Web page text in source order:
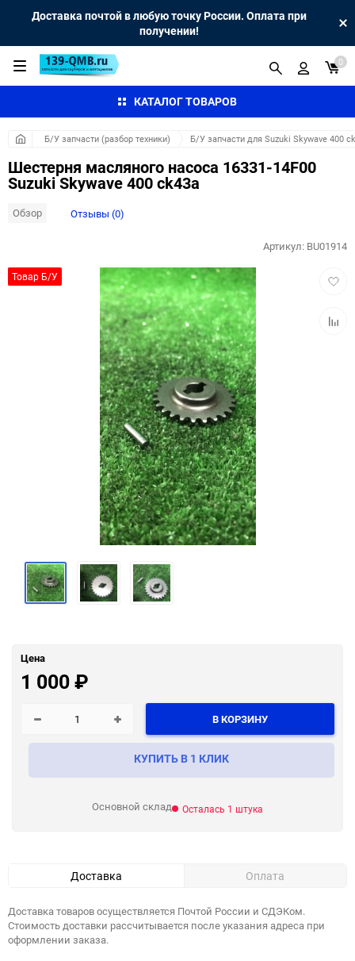
Доставка почтой в любую точку России. Оплата при
получении!
КАТАЛОГ ТОВАРОВ
0
Б/У запчасти (разбор техники) Б/У запчасти для Suzuki Skywave 400
Шестерня масляного насоса 16331-14F00
Suzuki Skywave 400 ck43a
Обзор Отзывы (0)
Товар Б/У
Артикул: BU01914
Цена
1 000₽
В КОРЗИНУ
КУПИТЬ В 1 КЛИК
Основной склад Осталась 1 штука
Доставка Оплата
Доставка товаров осуществляется Почтой России и СДЭКом.
Стоимость доставки рассчитывается после указания адреса при
оформлении заказа.